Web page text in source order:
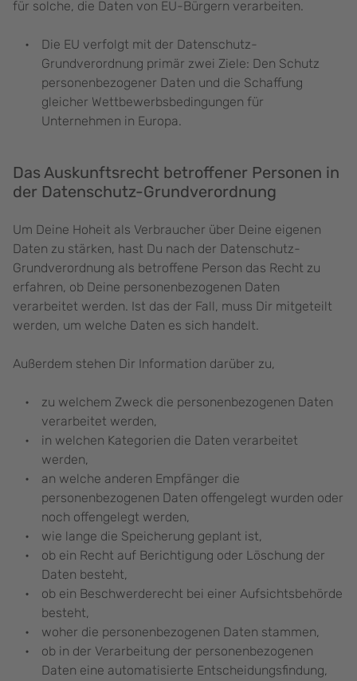
für solche, die Daten von EU-Bürgern verarbeiten.
Die EU verfolgt mit der Datenschutz-
Grundverordnung primär zwei Ziele: Den Schutz
personenbezogener Daten und die Schaffung
gleicher Wettbewerbsbedingungen für
Unternehmen in Europa.
Das Auskunftsrecht betroffener Personen in
der Datenschutz-Grundverordnung
Um Deine Hoheit als Verbraucher über Deine eigenen
Daten zu stärken, hast Du nach der Datenschutz-
Grundverordnung als betroffene Person das Recht zu
erfahren, ob Deine personenbezogenen Daten
verarbeitet werden. Ist das der Fall, muss Dir mitgeteilt
werden, um welche Daten es sich handelt.
Außerdem stehen Dir Information darüber zu,
zu welchem Zweck die personenbezogenen Daten
verarbeitet werden,
in welchen Kategorien die Daten verarbeitet
werden,
an welche anderen Empfänger die
personenbezogenen Daten offengelegt wurden oder
noch offengelegt werden,
wie lange die Speicherung geplant ist,
ob ein Recht auf Berichtigung oder Löschung der
Daten besteht,
ob ein Beschwerderecht bei einer Aufsichtsbehörde
besteht,
woher die personenbezogenen Daten stammen,
ob in der Verarbeitung der personenbezogenen
Daten eine automatisierte Entscheidungsfindung,